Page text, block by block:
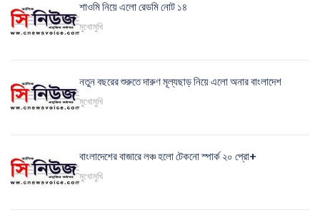
শাওমি নিয়ে এলো রেডমি নোট ১৪
মুখোমুখি
নতুন বছরের শুরুতে দারুণ মূল্যছাড় নিয়ে এলো অনার বাংলাদেশ
মুখোমুখি
বাংলাদেশের বাজারে লঞ্চ হলো টেকনো স্পার্ক ২০ প্রো+
মুখোমুখি